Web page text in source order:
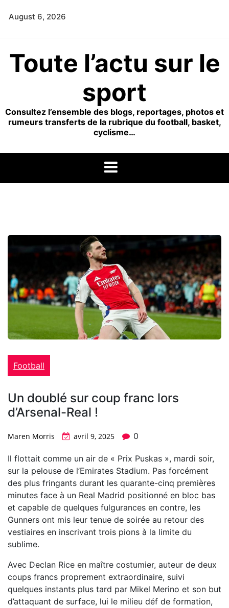
August 6, 2026
Toute l’actu sur le
sport
Consultez l’ensemble des blogs, reportages, photos et
rumeurs transferts de la rubrique du football, basket,
cyclisme…
Football
Un doublé sur coup franc lors
d’Arsenal-Real !
Maren Morris avril 9, 2025 0
Il flottait comme un air de « Prix Puskas », mardi soir,
sur la pelouse de l’Emirates Stadium. Pas forcément
des plus fringants durant les quarante-cinq premières
minutes face à un Real Madrid positionné en bloc bas
et capable de quelques fulgurances en contre, les
Gunners ont mis leur tenue de soirée au retour des
vestiaires en inscrivant trois pions à la limite du
sublime.
Avec Declan Rice en maître costumier, auteur de deux
coups francs proprement extraordinaire, suivi
quelques instants plus tard par Mikel Merino et son but
d’attaquant de surface, lui le milieu déf de formation,